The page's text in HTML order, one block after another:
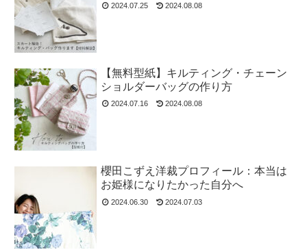
2024.07.25 2024.08.08
【無料型紙】キルティング・チェーン
ショルダーバッグの作り方
2024.07.16 2024.08.08
櫻田こずえ洋裁プロフィール：本当は
お姫様になりたかった自分へ
2024.06.30 2024.07.03